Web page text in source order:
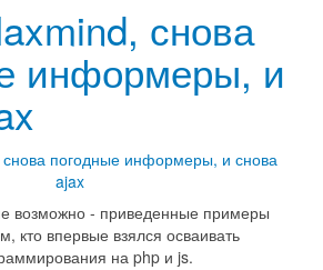
снова
информеры, и
возможно - приведенные примеры
кто впервые взялся осваивать
на php и js.